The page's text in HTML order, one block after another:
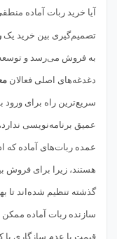
آیا خرید ربات آماده
تصمیم‌گیری بین خرید یک
به فروش می‌رسد و
دغدغه‌های اصلی فعالان
سریع‌ترین راه برای ورود
عمیق برنامه‌نویسی
عمده ربات‌های آماده که
هستند، زیرا برای فروش
گذشته تنظیم شده‌اند تا
سازنده ربات آماده
قیمت یا عدم سازگاری با